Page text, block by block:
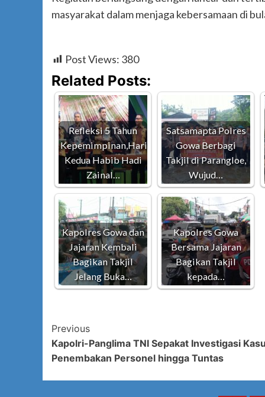
masyarakat dalam menjaga kebersamaan di
Post Views: 380
Related Posts:
Refleksi 5 Tahun
Kepemimpinan,Hari
Kedua Habib Hadi
Zainal…
Satsamapta Polres
Gowa Berbagi
Takjil di Parangloe,
Wujud…
Kapolres Gowa dan
Jajaran Kembali
Bagikan Takjil
Jelang Buka…
Kapolres Gowa
Bersama Jajaran
Bagikan Takjil
kepada…
Post
Navigation
Previous
Kapolri-Panglima TNI Sepakat Investigasi
Penembakan Personel hingga Tuntas